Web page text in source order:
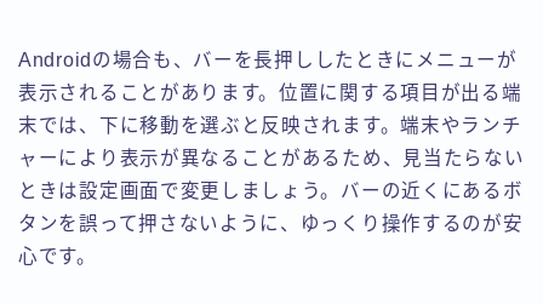
Androidの場合も、バーを長押ししたときにメニューが
表示されることがあります。位置に関する項目が出る端
末では、下に移動を選ぶと反映されます。端末やランチ
ャーにより表示が異なることがあるため、見当たらない
ときは設定画面で変更しましょう。バーの近くにあるボ
タンを誤って押さないように、ゆっくり操作するのが安
心です。